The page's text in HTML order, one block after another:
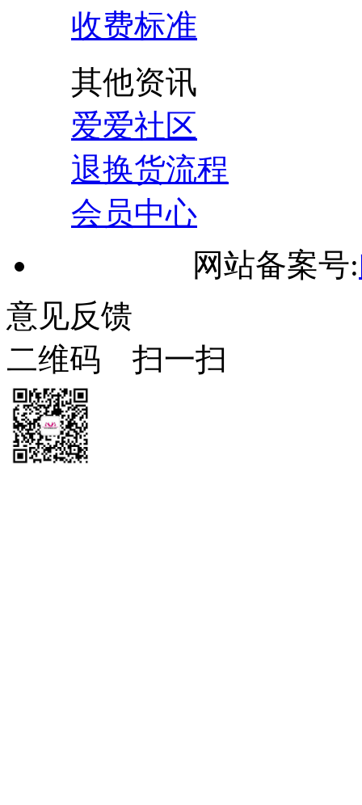
收费标准
其他资讯
爱爱社区
退换货流程
会员中心
网站备案号:
意见反馈
二维码 扫一扫